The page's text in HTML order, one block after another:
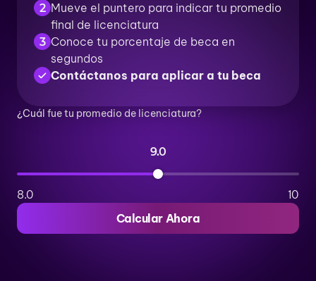
¿Cuál fue tu promedio de licenciatura?
9.0
8.0
10
Calcular Ahora
2 Mueve el puntero para indicar tu promedio
final de licenciatura
3 Conoce tu porcentaje de beca en
segundos
Contáctanos para aplicar a tu beca